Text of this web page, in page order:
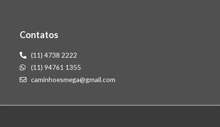
Contatos
(11) 4738 2222
(11) 94761 1355
caminhoesmega@gmail.com